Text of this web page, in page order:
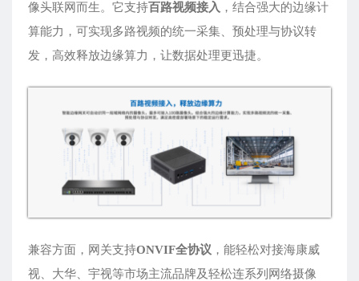
像头联网而生。它支持百路视频接入 ，结合强大的边缘计
算能力，可实现多路视频的统一采集、预处理与协议转
发，高效释放边缘算力，让数据处理更迅捷。
兼容方面，网关支持ONVIF全协议 ，能轻松对接海康威
视、大华、宇视等市场主流品牌及轻松连系列网络摄像